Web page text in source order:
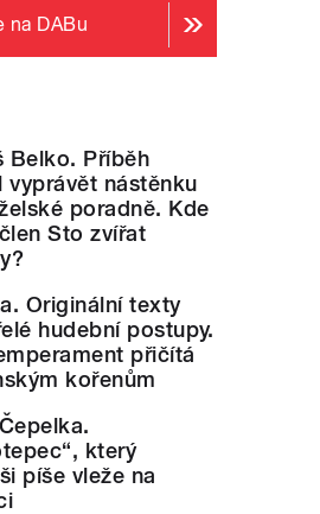
na DABu
Belko. Příběh
vyprávět nástěnku
poradně. Kde
Sto zvířat
Originální texty
hudební postupy.
přičítá
kořenům
který
píše vleže na